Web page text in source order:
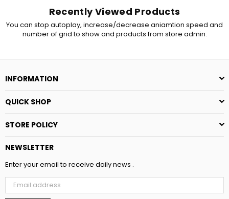
Recently Viewed Products
You can stop autoplay, increase/decrease aniamtion speed and
number of grid to show and products from store admin.
INFORMATION
QUICK SHOP
STORE POLICY
NEWSLETTER
Enter your email to receive daily news .